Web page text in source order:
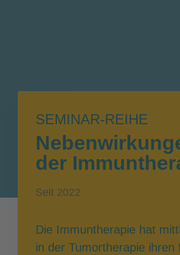
SEMINAR-REIHE
der
Seit 2022
Die Immuntherapie hat
in der Tumortherapie ihren